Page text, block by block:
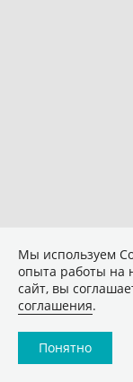
Мы используем
опыта работы на
сайт, вы
соглашения.
Понятно